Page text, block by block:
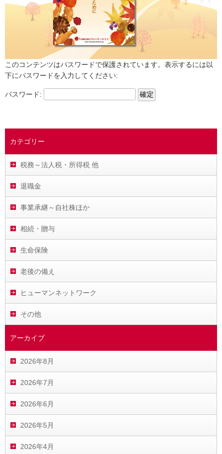
カテゴリー
税務～法人税・所得税 他
退職金
事業承継～自社株ほか
相続・贈与
生命保険
老後の備え
ヒューマンネットワーク
その他
アーカイブ
2026年8月
2026年7月
2026年6月
2026年5月
2026年4月
このコンテンツはパスワードで保護されています。表示するには以
下にパスワードを入力してください:
パスワード: